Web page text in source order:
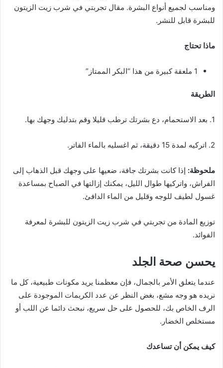
ومناسب لجميع أنواع البشرة. مقال تجربتي في شرب زيت الزيتون
للبشرة قابل للنشر.
ماذا تحتاج
1 ملعقة كبيرة من هذا “البكر الممتاز”
الطريقة
1. بعد الاستحمام، دع بشرتك ترطب قليلا وقم بتدليك وجهك بها.
2. اتركيه لمدة 15 دقيقة، ثم اغسليه بالماء الفاتر.
ملحوظة: إذا كانت بشرتك جافة، ضعيها على وجهك قبل الذهاب إلى
الفراش، واتركيها طوال الليل، يمكنك إزالتها في الصباح بمساعدة
غسول لطيف للوجه وقليل من الماء الدافئ.
توزيع المادة من تجربتي في شرب زيت الزيتون للبشرة لمعرفة
الفوائد.
يحسن صحة الجلد
عندما يتعلق الأمر بالجمال، فإن معظمنا يريد مكونات طبيعية، كل ما
نريده هو وجه مشع، بغض النظر عن عدد الكريمات الموجودة على
الرف الخاص بك، للحصول على حل سريع، نبحث دائما عن اللب أو
مستخلص الخضار.
كيف يمكن أن تساعدك